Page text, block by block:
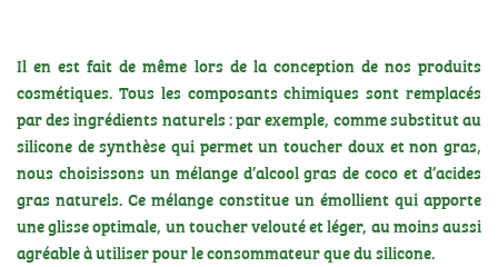
Il en est fait de même lors de la conception de nos produits
cosmétiques. Tous les composants chimiques sont remplacés
par des ingrédients naturels : par exemple, comme substitut au
silicone de synthèse qui permet un toucher doux et non gras,
nous choisissons un mélange d’alcool gras de coco et d’acides
gras naturels. Ce mélange constitue un émollient qui apporte
une glisse optimale, un toucher velouté et léger, au moins aussi
agréable à utiliser pour le consommateur que du silicone.